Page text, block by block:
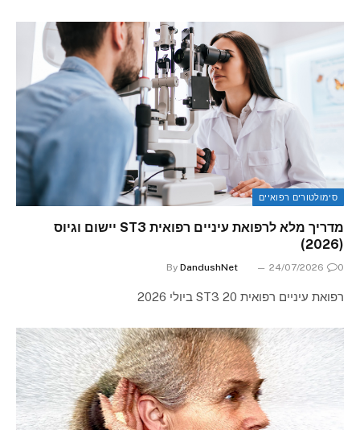
סימולטורים רפואיים
מדריך מלא לרפואת עיניים רפואית ST3 יישום וגיוס
(2026)
By DandushNet 24/07/2026 0
רפואת עיניים רפואית ST3 20 ביולי 2026